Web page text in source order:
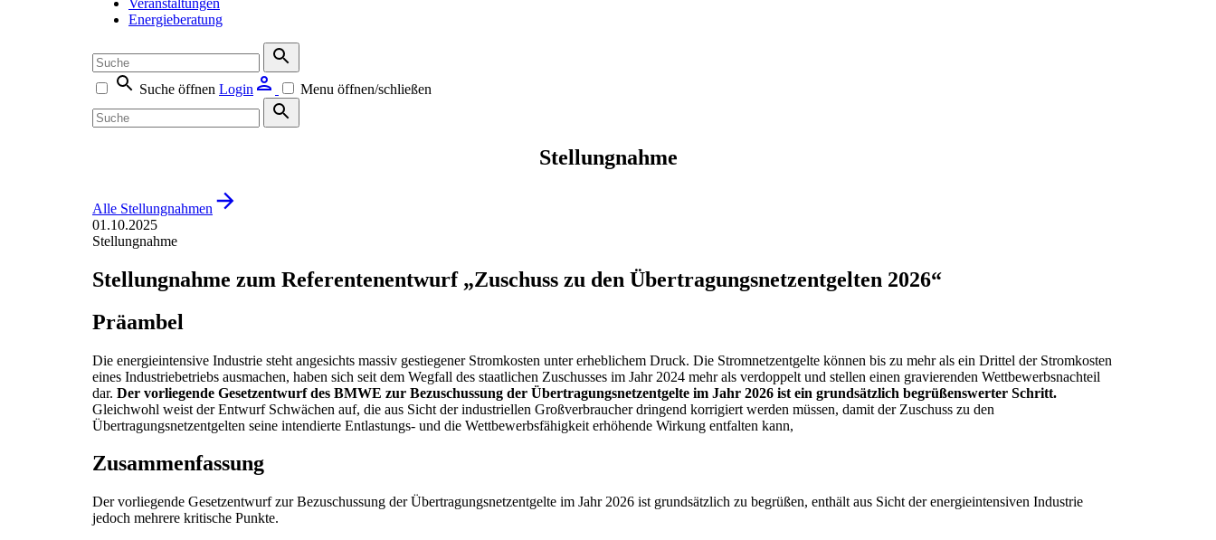
Veranstaltungen
Energieberatung
Suche öffnen Login Menu öffnen/schließen
Stellungnahme
Alle Stellungnahmen
01.10.2025
Stellungnahme
Stellungnahme zum Referentenentwurf „Zuschuss zu den Übertragungsnetzentgelten 2026“
Präambel
Die energieintensive Industrie steht angesichts massiv gestiegener Stromkosten unter erheblichem Druck. Die Stromnetzentgelte können bis zu mehr als ein Drittel der Stromkosten
eines Industriebetriebs ausmachen, haben sich seit dem Wegfall des staatlichen Zuschusses im Jahr 2024 mehr als verdoppelt und stellen einen gravierenden Wettbewerbsnachteil
dar. Der vorliegende Gesetzentwurf des BMWE zur Bezuschussung der Übertragungsnetzentgelte im Jahr 2026 ist ein grundsätzlich begrüßenswerter Schritt.
Gleichwohl weist der Entwurf Schwächen auf, die aus Sicht der industriellen Großverbraucher dringend korrigiert werden müssen, damit der Zuschuss zu den
Übertragungsnetzentgelten seine intendierte Entlastungs- und die Wettbewerbsfähigkeit erhöhende Wirkung entfalten kann,
Zusammenfassung
Der vorliegende Gesetzentwurf zur Bezuschussung der Übertragungsnetzentgelte im Jahr 2026 ist grundsätzlich zu begrüßen, enthält aus Sicht der energieintensiven Industrie
jedoch mehrere kritische Punkte.